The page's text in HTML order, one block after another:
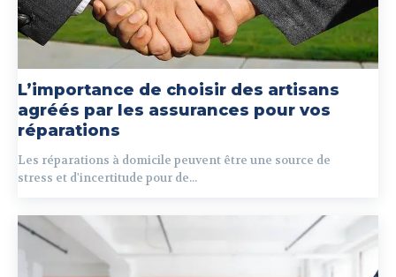
L’importance de choisir des artisans
agréés par les assurances pour vos
réparations
Les réparations à domicile peuvent être une source de
stress et d'incertitude pour de...